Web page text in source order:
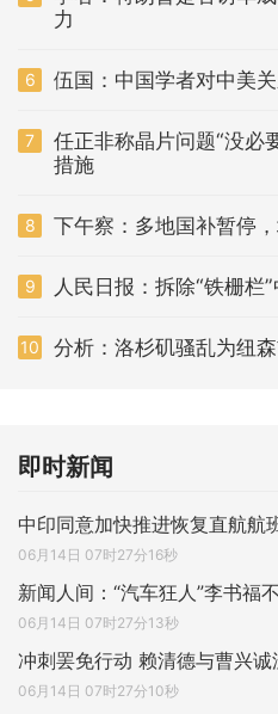
力
6 伍国：中国学者对中美
7
任正非称晶片问题“没必
措施
8 下午察：多地国补暂停
9 人民日报：拆除“铁栅栏
10 分析：洛杉矶骚乱为纽
即时新闻
中印同意加快推进恢复直航航
06月14日 07时27分16秒
新闻人间：“汽车狂人”李书福
06月14日 07时27分13秒
冲刺罢免行动 赖清德与曹兴诚
06月14日 07时27分10秒